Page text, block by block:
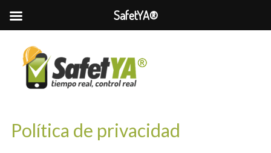
Política de privacidad
SafetYA®